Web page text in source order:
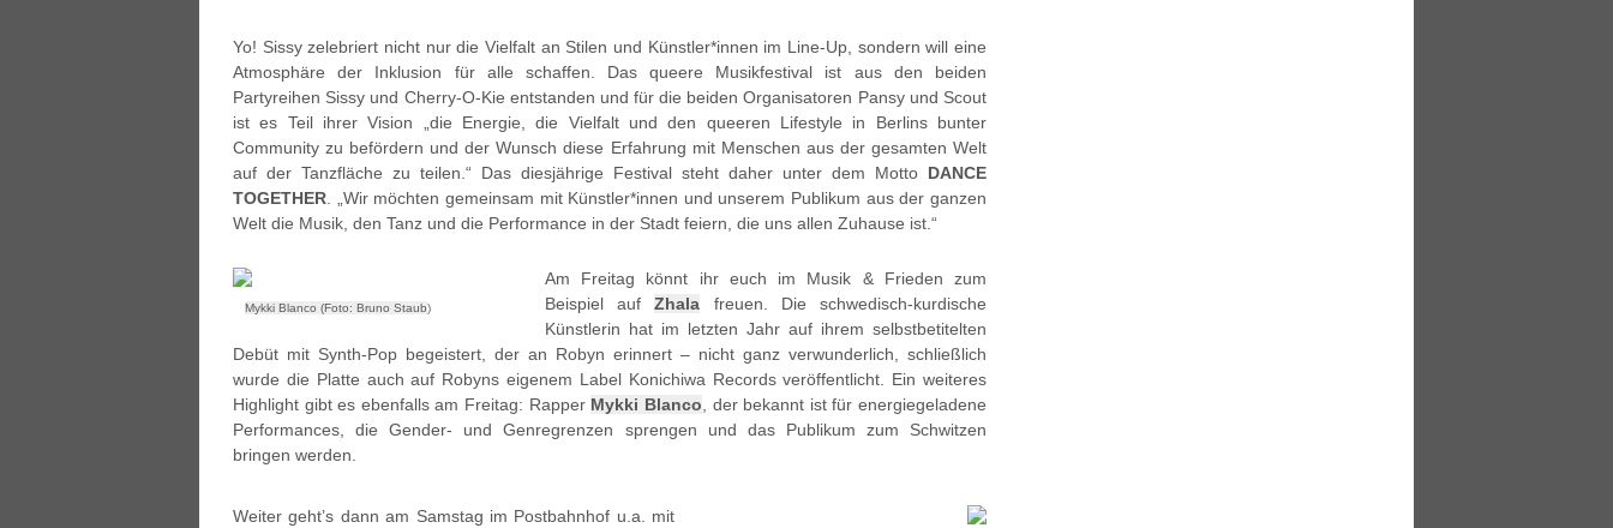
Yo! Sissy zelebriert nicht nur die Vielfalt an Stilen und Künstler*innen im Line-Up, sondern will eine
Atmosphäre der Inklusion für alle schaffen. Das queere Musikfestival ist aus den beiden
Partyreihen Sissy und Cherry-O-Kie entstanden und für die beiden Organisatoren Pansy und Scout
ist es Teil ihrer Vision „die Energie, die Vielfalt und den queeren Lifestyle in Berlins bunter
Community zu befördern und der Wunsch diese Erfahrung mit Menschen aus der gesamten Welt
auf der Tanzfläche zu teilen.“ Das diesjährige Festival steht daher unter dem Motto DANCE
TOGETHER. „Wir möchten gemeinsam mit Künstler*innen und unserem Publikum aus der ganzen
Welt die Musik, den Tanz und die Performance in der Stadt feiern, die uns allen Zuhause ist.“
Mykki Blanco (Foto: Bruno Staub)
Am Freitag könnt ihr euch im Musik & Frieden zum
Beispiel aufZhala freuen. Die schwedisch-kurdische
Künstlerin hat im letzten Jahr auf ihrem selbstbetitelten
Debüt mit Synth-Pop begeistert, der an Robyn erinnert – nicht ganz verwunderlich, schließlich
wurde die Platte auch auf Robyns eigenem Label Konichiwa Records veröffentlicht. Ein weiteres
Highlight gibt es ebenfalls am Freitag: Rapper Mykki Blanco, der bekannt ist für energiegeladene
Performances, die Gender- und Genregrenzen sprengen und das Publikum zum Schwitzen
bringen werden.
Weiter geht’s dann am Samstag im Postbahnhof u.a. mit